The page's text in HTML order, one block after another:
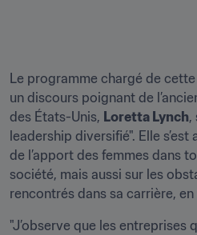
Le programme chargé de cette
un discours poignant de
des États-Unis, Loretta Lynch,
leadership diversifié". Elle
de l’apport des femmes dans
société, mais aussi sur les
rencontrés dans sa carrière,
"J’observe que les entreprises